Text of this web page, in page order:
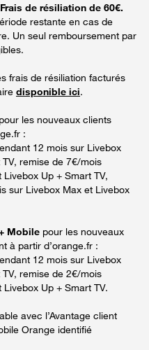
de résiliation de 60€.
restante en cas de
Un seul remboursement par
frais de résiliation facturés
disponible ici.
pour les nouveaux clients
:
12 mois sur Livebox
remise de 7€/mois
Up + Smart TV,
sur Livebox Max et Livebox
Mobile pour les nouveaux
à partir d’orange.fr :
12 mois sur Livebox
remise de 2€/mois
Up + Smart TV.
avec l’Avantage client
Orange identifié